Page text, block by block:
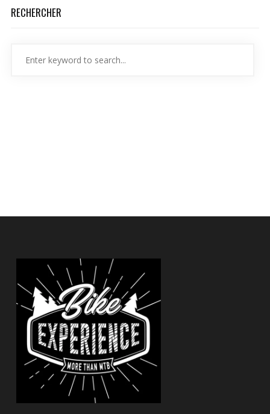
RECHERCHER